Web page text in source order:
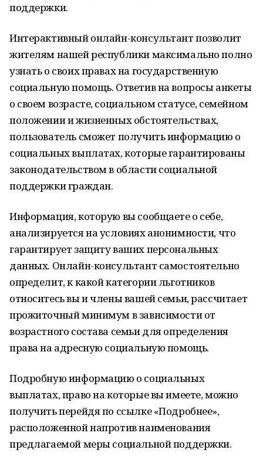
поддержки.
Интерактивный онлайн-консультант позволит
жителям нашей республики максимально полно
узнать о своих правах на государственную
социальную помощь. Ответив на вопросы анкеты
о своем возрасте, социальном статусе, семейном
положении и жизненных обстоятельствах,
пользователь сможет получить информацию о
социальных выплатах, которые гарантированы
законодательством в области социальной
поддержки граждан.
Информация, которую вы сообщаете о себе,
анализируется на условиях анонимности, что
гарантирует защиту ваших персональных
данных. Онлайн-консультант самостоятельно
определит, к какой категории льготников
относитесь вы и члены вашей семьи, рассчитает
прожиточный минимум в зависимости от
возрастного состава семьи для определения
права на адресную социальную помощь.
Подробную информацию о социальных
выплатах, право на которые вы имеете, можно
получить перейдя по ссылке «Подробнее»,
расположенной напротив наименования
предлагаемой меры социальной поддержки.